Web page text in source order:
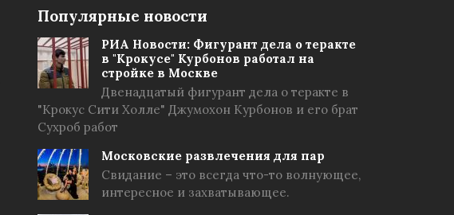
Популярные новости
РИА Новости: Фигурант дела о теракте
в "Крокусе" Курбонов работал на
стройке в Москве
Двенадцатый фигурант дела о теракте в
"Крокус Сити Холле" Джумохон Курбонов и его брат
Сухроб работ
Московские развлечения для пар
Свидание – это всегда что-то волнующее,
интересное и захватывающее.